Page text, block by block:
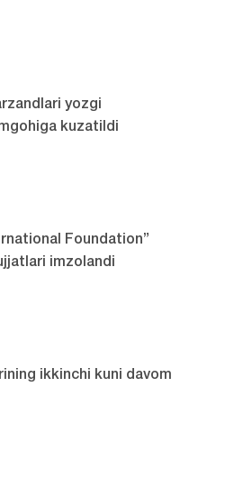
yozgi
kuzatildi
Foundation”
imzolandi
ikkinchi kuni davom